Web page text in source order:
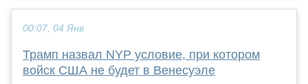
00:07, 04 Янв
Трамп назвал NYP условие, при котором
войск США не будет в Венесуэле